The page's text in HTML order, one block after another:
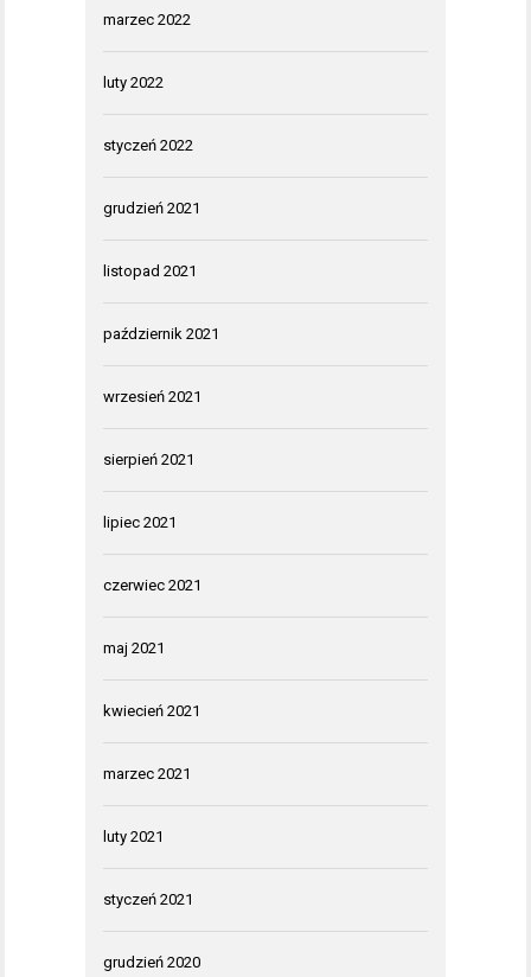
marzec 2022
luty 2022
styczeń 2022
grudzień 2021
listopad 2021
październik 2021
wrzesień 2021
sierpień 2021
lipiec 2021
czerwiec 2021
maj 2021
kwiecień 2021
marzec 2021
luty 2021
styczeń 2021
grudzień 2020